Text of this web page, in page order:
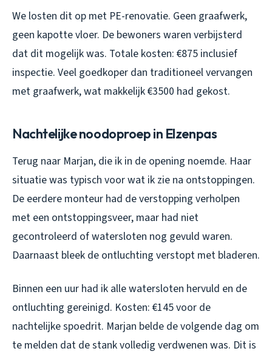
We losten dit op met PE-renovatie. Geen graafwerk,
geen kapotte vloer. De bewoners waren verbijsterd
dat dit mogelijk was. Totale kosten: €875 inclusief
inspectie. Veel goedkoper dan traditioneel vervangen
met graafwerk, wat makkelijk €3500 had gekost.
Nachtelijke noodoproep in Elzenpas
Terug naar Marjan, die ik in de opening noemde. Haar
situatie was typisch voor wat ik zie na ontstoppingen.
De eerdere monteur had de verstopping verholpen
met een ontstoppingsveer, maar had niet
gecontroleerd of watersloten nog gevuld waren.
Daarnaast bleek de ontluchting verstopt met bladeren.
Binnen een uur had ik alle watersloten hervuld en de
ontluchting gereinigd. Kosten: €145 voor de
nachtelijke spoedrit. Marjan belde de volgende dag om
te melden dat de stank volledig verdwenen was. Dit is